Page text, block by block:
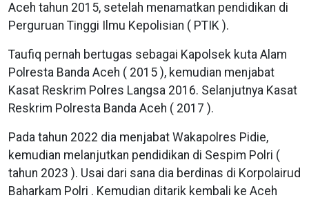
Aceh tahun 2015, setelah menamatkan pendidikan di
Perguruan Tinggi Ilmu Kepolisian ( PTIK ).
Taufiq pernah bertugas sebagai Kapolsek kuta Alam
Polresta Banda Aceh ( 2015 ), kemudian menjabat
Kasat Reskrim Polres Langsa 2016. Selanjutnya Kasat
Reskrim Polresta Banda Aceh ( 2017 ).
Pada tahun 2022 dia menjabat Wakapolres Pidie,
kemudian melanjutkan pendidikan di Sespim Polri (
tahun 2023 ). Usai dari sana dia berdinas di Korpolairud
Baharkam Polri . Kemudian ditarik kembali ke Aceh